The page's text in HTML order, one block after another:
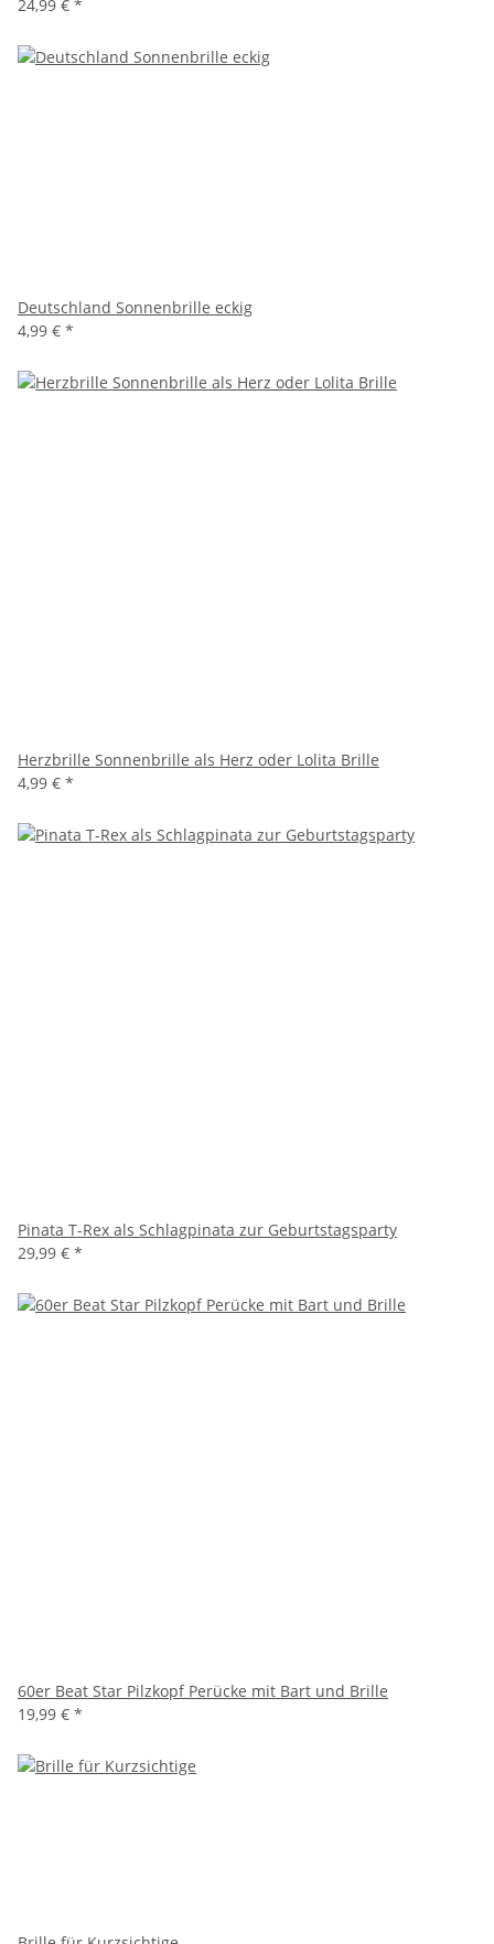
24,99 € *
Deutschland Sonnenbrille eckig
4,99 € *
Herzbrille Sonnenbrille als Herz oder Lolita Brille
4,99 € *
Pinata T-Rex als Schlagpinata zur Geburtstagsparty
29,99 € *
60er Beat Star Pilzkopf Perücke mit Bart und Brille
19,99 € *